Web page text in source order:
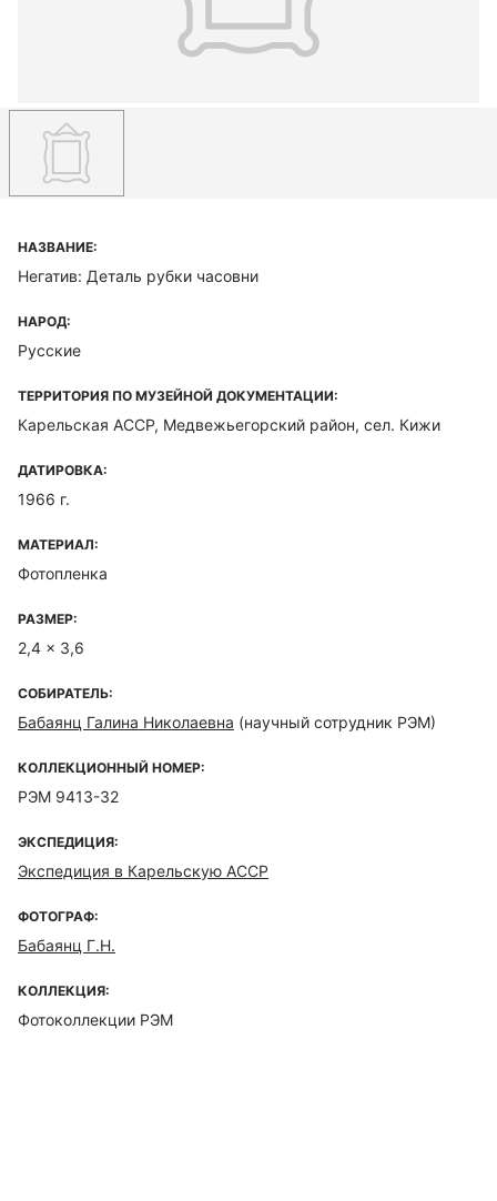
НАЗВАНИЕ:
Негатив: Деталь рубки часовни
НАРОД:
Русские
ТЕРРИТОРИЯ ПО МУЗЕЙНОЙ ДОКУМЕНТАЦИИ:
Карельская ACCP, Медвежьегорский район, сел. Кижи
ДАТИРОВКА:
1966 г.
МАТЕРИАЛ:
Фотопленка
РАЗМЕР:
2,4 x 3,6
СОБИРАТЕЛЬ:
Бабаянц Галина Николаевна (научный сотрудник РЭМ)
КОЛЛЕКЦИОННЫЙ НОМЕР:
РЭМ 9413-32
ЭКСПЕДИЦИЯ:
Экспедиция в Карельскую АССР
ФОТОГРАФ:
Бабаянц Г.Н.
КОЛЛЕКЦИЯ:
Фотоколлекции РЭМ